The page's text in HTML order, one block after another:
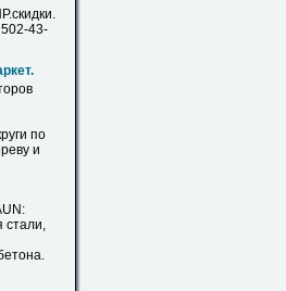
43-
по
и
стали,